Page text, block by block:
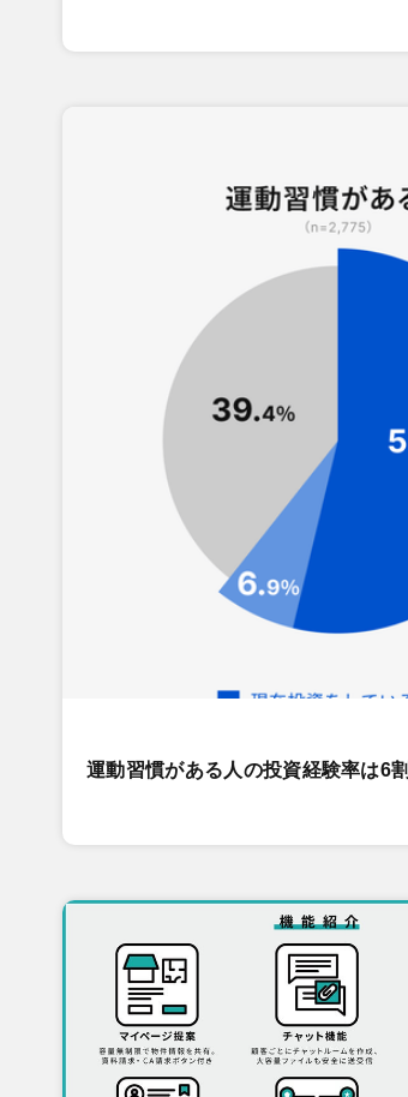
運動習慣がある人の投資経験率は6